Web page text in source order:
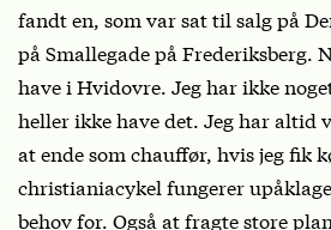
fandt en, som var sat til salg på
på Smallegade på Frederiksberg.
have i Hvidovre. Jeg har ikke
heller ikke have det. Jeg har altid
at ende som chauffør, hvis jeg fik
christianiacykel fungerer
behov for. Også at fragte store